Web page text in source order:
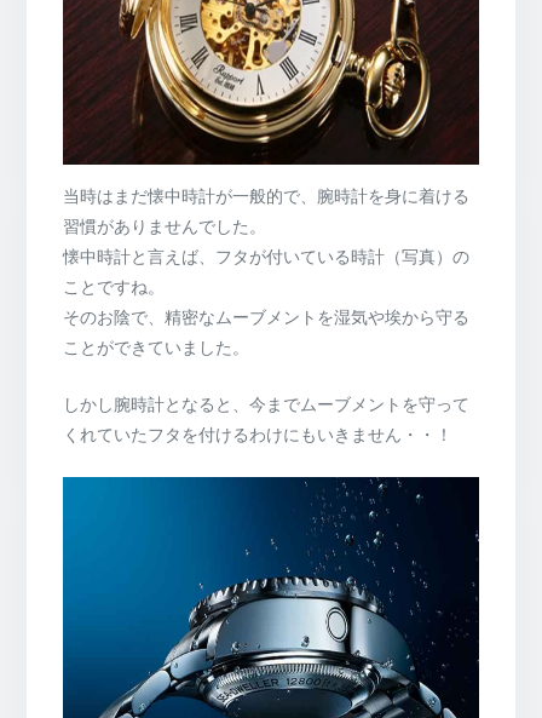
当時はまだ懐中時計が一般的で、腕時計を身に着ける
習慣がありませんでした。
懐中時計と言えば、フタが付いている時計（写真）の
ことですね。
そのお陰で、精密なムーブメントを湿気や埃から守る
ことができていました。
しかし腕時計となると、今までムーブメントを守って
くれていたフタを付けるわけにもいきません・・！